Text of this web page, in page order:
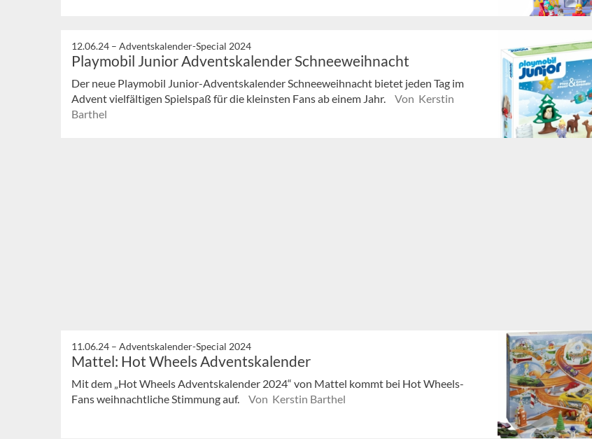
12.06.24 – Adventskalender-Special 2024
Playmobil Junior Adventskalender Schneeweihnacht
Der neue Playmobil Junior-Adventskalender Schneeweihnacht bietet jeden Tag im
Advent vielfältigen Spielspaß für die kleinsten Fans ab einem Jahr.
Von Kerstin
Barthel
11.06.24 – Adventskalender-Special 2024
Mattel: Hot Wheels Adventskalender
Mit dem „Hot Wheels Adventskalender 2024“ von Mattel kommt bei Hot Wheels-
Fans weihnachtliche Stimmung auf.
Von Kerstin Barthel